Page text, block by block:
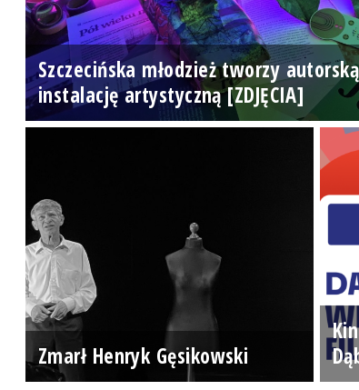
Szczecińska młodzież tworzy autorską
instalację artystyczną [ZDJĘCIA]
Zmarł Henryk Gęsikowski